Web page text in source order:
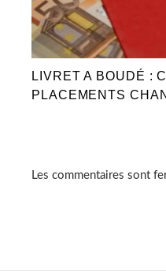
LIVRET A BOUDÉ :
PLACEMENTS
Les commentaires sont